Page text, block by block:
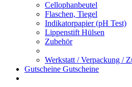
Cellophanbeutel
Flaschen, Tiegel
Indikatorpapier (pH Test)
Lippenstift Hülsen
Zubehör
Werkstatt / Verpackung /
Gutscheine Gutscheine